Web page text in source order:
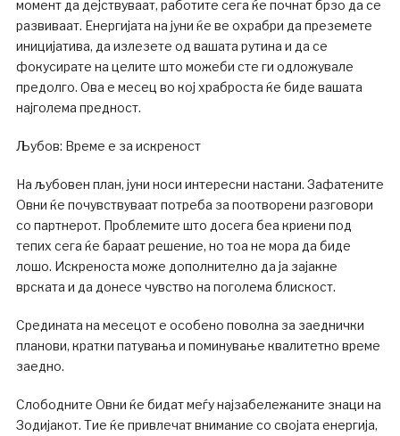
момент да дејствуваат, работите сега ќе почнат брзо да се
развиваат. Енергијата на јуни ќе ве охрабри да преземете
иницијатива, да излезете од вашата рутина и да се
фокусирате на целите што можеби сте ги одложувале
предолго. Ова е месец во кој храброста ќе биде вашата
најголема предност.
Љубов: Време е за искреност
На љубовен план, јуни носи интересни настани. Зафатените
Овни ќе почувствуваат потреба за поотворени разговори
со партнерот. Проблемите што досега беа криени под
тепих сега ќе бараат решение, но тоа не мора да биде
лошо. Искреноста може дополнително да ја зајакне
врската и да донесе чувство на поголема блискост.
Средината на месецот е особено поволна за заеднички
планови, кратки патувања и поминување квалитетно време
заедно.
Слободните Овни ќе бидат меѓу најзабележаните знаци на
Зодијакот. Тие ќе привлечат внимание со својата енергија,